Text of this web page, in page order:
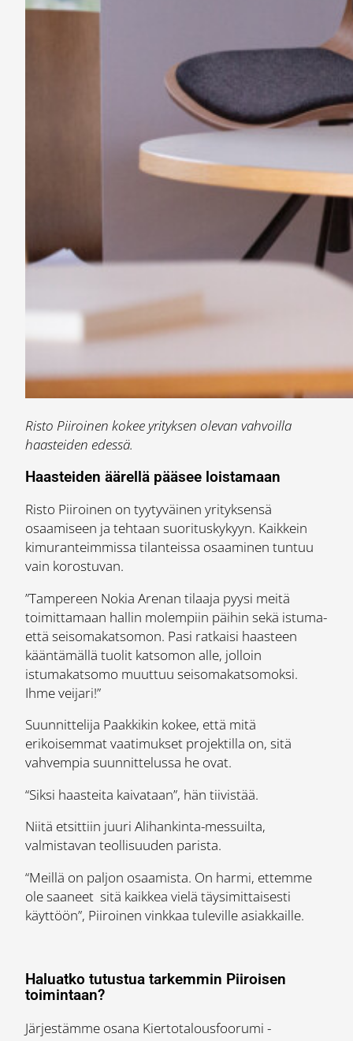
Risto Piiroinen kokee yrityksen olevan vahvoilla
haasteiden edessä.
Haasteiden äärellä pääsee loistamaan
Risto Piiroinen on tyytyväinen yrityksensä
osaamiseen ja tehtaan suorituskykyyn. Kaikkein
kimuranteimmissa tilanteissa osaaminen tuntuu
vain korostuvan.
”Tampereen Nokia Arenan tilaaja pyysi meitä
toimittamaan hallin molempiin päihin sekä istuma-
että seisomakatsomon. Pasi ratkaisi haasteen
kääntämällä tuolit katsomon alle, jolloin
istumakatsomo muuttuu seisomakatsomoksi.
Ihme veijari!”
Suunnittelija Paakkikin kokee, että mitä
erikoisemmat vaatimukset projektilla on, sitä
vahvempia suunnittelussa he ovat.
“Siksi haasteita kaivataan”, hän tiivistää.
Niitä etsittiin juuri Alihankinta-messuilta,
valmistavan teollisuuden parista.
“Meillä on paljon osaamista. On harmi, ettemme
ole saaneet sitä kaikkea vielä täysimittaisesti
käyttöön”, Piiroinen vinkkaa tuleville asiakkaille.
Haluatko tutustua tarkemmin Piiroisen
toimintaan?
Järjestämme osana Kiertotalousfoorumi -